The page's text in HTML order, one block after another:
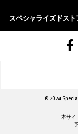
スペシャライズドスト
© 2024
本サイ